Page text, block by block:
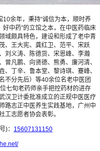
余年，秉持“诚信为本，顺时养
好中药”的立馆之本，在中医药临床
域颇具特色，建设和形成了老中青
、王大宪、龚红卫、范平、宋跃
刘义涛、陈德货、宋恩峰、李瀚
凡鹏、向贤德、熊勇、廉河清、
丁辛、鲁本堂、黎诗琪、蹇峰、
不分先后）等40余位名老中医团
七旬老药师亲手把控药材的进存
汉卫计委批准成立的正规中医医疗
路志正中医养生实践基地，广州中
工志愿者协会表彰。
)： 15607131150